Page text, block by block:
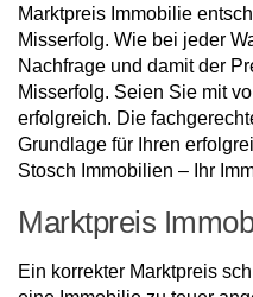
Marktpreis Immobilie
Misserfolg. Wie bei jeder
Nachfrage und damit der
Misserfolg. Seien Sie mit
erfolgreich. Die
Grundlage für Ihren
Stosch Immobilien – Ihr
Marktpreis
Ein korrekter Marktpreis